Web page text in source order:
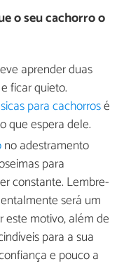
o seu cachorro o
aprender duas
ficar quieto.
para cachorrosé
que espera dele.
no adestramento
para
constante. Lembre-
será um
este motivo, além de
para a sua
e pouco a